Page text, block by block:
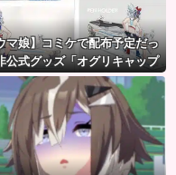
マ娘】コミケで配布予定だっ
公式グッズ「オグリキャップ
モクロスアクリル定規」意外
落とし穴により配布を撤回す
ることに…